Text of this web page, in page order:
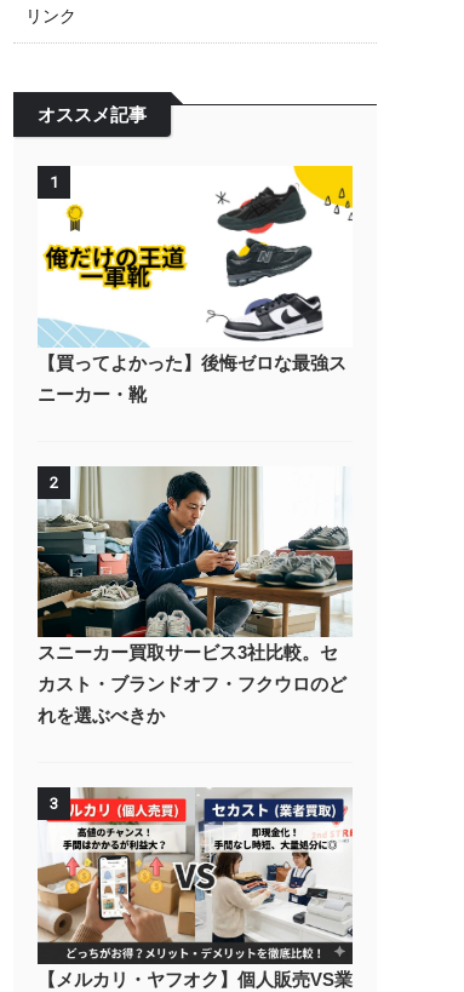
リンク
オススメ記事
1
【買ってよかった】後悔ゼロな最強ス
ニーカー・靴
2
スニーカー買取サービス3社比較。セ
カスト・ブランドオフ・フクウロのど
れを選ぶべきか
3
【メルカリ・ヤフオク】個人販売VS業